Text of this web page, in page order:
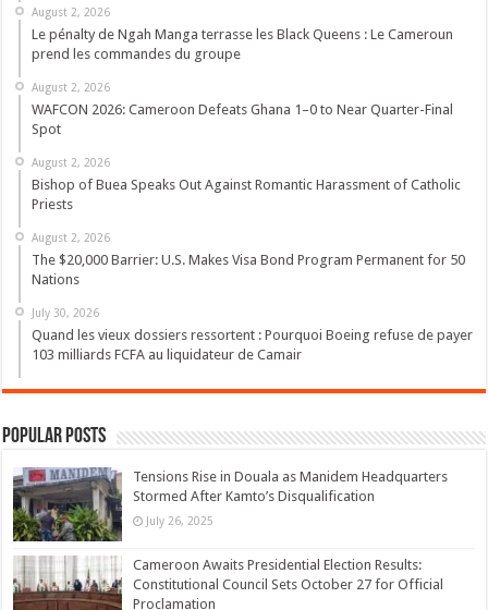
August 2, 2026
Le pénalty de Ngah Manga terrasse les Black Queens : Le Cameroun
prend les commandes du groupe
August 2, 2026
WAFCON 2026: Cameroon Defeats Ghana 1–0 to Near Quarter-Final
Spot
August 2, 2026
Bishop of Buea Speaks Out Against Romantic Harassment of Catholic
Priests
August 2, 2026
The $20,000 Barrier: U.S. Makes Visa Bond Program Permanent for 50
Nations
July 30, 2026
Quand les vieux dossiers ressortent : Pourquoi Boeing refuse de payer
103 milliards FCFA au liquidateur de Camair
Popular Posts
Tensions Rise in Douala as Manidem Headquarters
Stormed After Kamto’s Disqualification
July 26, 2025
Cameroon Awaits Presidential Election Results:
Constitutional Council Sets October 27 for Official
Proclamation